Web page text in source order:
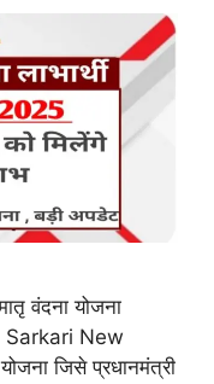
वंदना योजना
New
जिसे प्रधानमंत्री